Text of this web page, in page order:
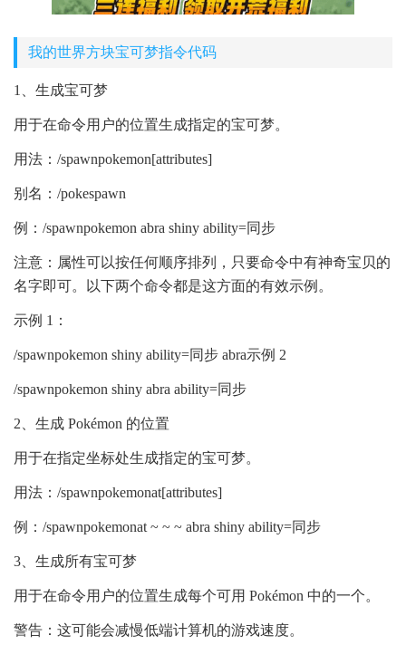
我的世界方块宝可梦指令代码
1、生成宝可梦
用于在命令用户的位置生成指定的宝可梦。
用法：/spawnpokemon[attributes]
别名：/pokespawn
例：/spawnpokemon abra shiny ability=同步
注意：属性可以按任何顺序排列，只要命令中有神奇宝贝的
名字即可。以下两个命令都是这方面的有效示例。
示例 1：
/spawnpokemon shiny ability=同步 abra示例 2
/spawnpokemon shiny abra ability=同步
2、生成 Pokémon 的位置
用于在指定坐标处生成指定的宝可梦。
用法：/spawnpokemonat[attributes]
例：/spawnpokemonat ~ ~ ~ abra shiny ability=同步
3、生成所有宝可梦
用于在命令用户的位置生成每个可用 Pokémon 中的一个。
警告：这可能会减慢低端计算机的游戏速度。